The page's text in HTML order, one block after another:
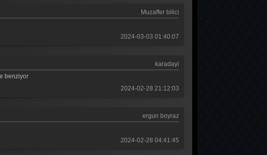
Mehmed Fetihler Sultanı 10. Bölüm
Mehmed Fetihler Sultanı 7. Bölüm
Muzaffer bilici
2024-03-03 01:40:07
karadayi
benziyor
2024-02-28 21:12:03
ergun boyraz
2024-02-28 04:41:45